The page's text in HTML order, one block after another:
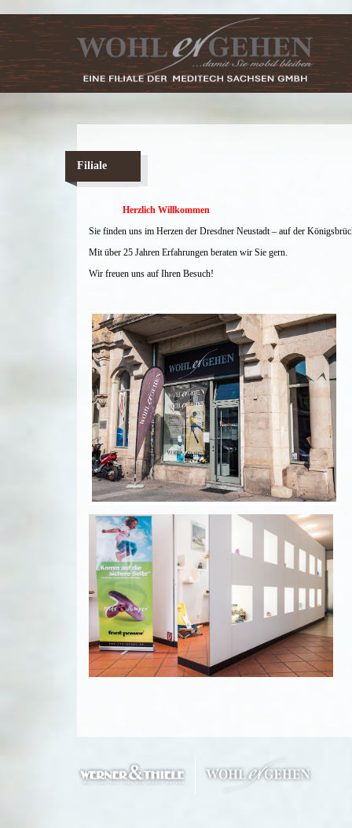
Filiale
Herzlich Willkommen
Sie finden uns im Herzen der Dresdner Neustadt – auf der
Mit über 25 Jahren Erfahrungen beraten wir Sie gern.
Wir freuen uns auf Ihren Besuch!